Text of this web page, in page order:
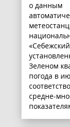
о данным
Зеленом
погода в
средне-